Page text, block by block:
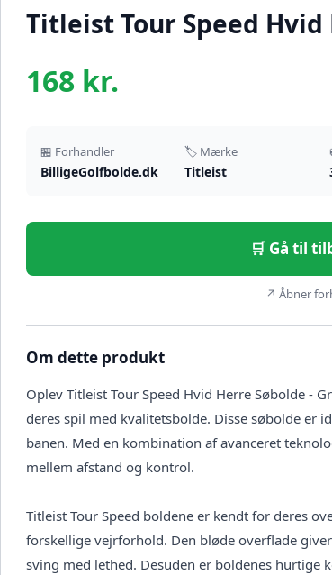
Titleist Tour Speed Hvid
168 kr.
🏪 Forhandler
BilligeGolfbolde.dk
🏷️ Mærke
Titleist
🛒 Gå til
↗ Åbner
Om dette produkt
Oplev Titleist Tour Speed Hvid Herre Søbolde -
deres spil med kvalitetsbolde. Disse søbolde er
banen. Med en kombination af avanceret
mellem afstand og kontrol.
Titleist Tour Speed boldene er kendt for deres
forskellige vejrforhold. Den bløde overflade
sving med lethed. Desuden er boldenes hurtige